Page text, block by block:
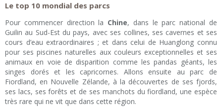
Le top 10 mondial des parcs
Pour commencer direction la Chine, dans le parc national de
Guilin au Sud-Est du pays, avec ses collines, ses cavernes et ses
cours d’eau extraordinaires ; et dans celui de Huanglong connu
pour ses piscines naturelles aux couleurs exceptionnelles et ses
animaux en voie de disparition comme les pandas géants, les
singes dorés et les capricornes. Allons ensuite au parc de
Fiordland, en Nouvelle Zélande, à la découvertes de ses fjords,
ses lacs, ses forêts et de ses manchots du fiordland, une espèce
très rare qui ne vit que dans cette région.